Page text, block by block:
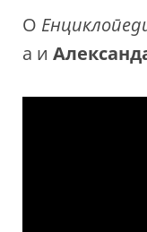
О
а и